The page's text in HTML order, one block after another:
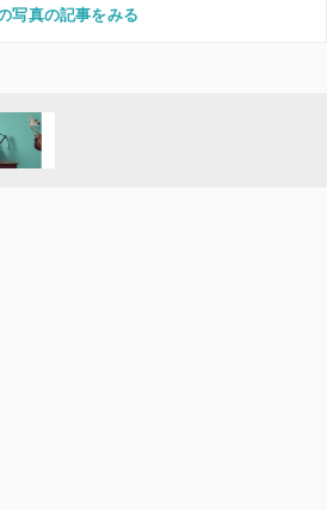
写真の記事をみる